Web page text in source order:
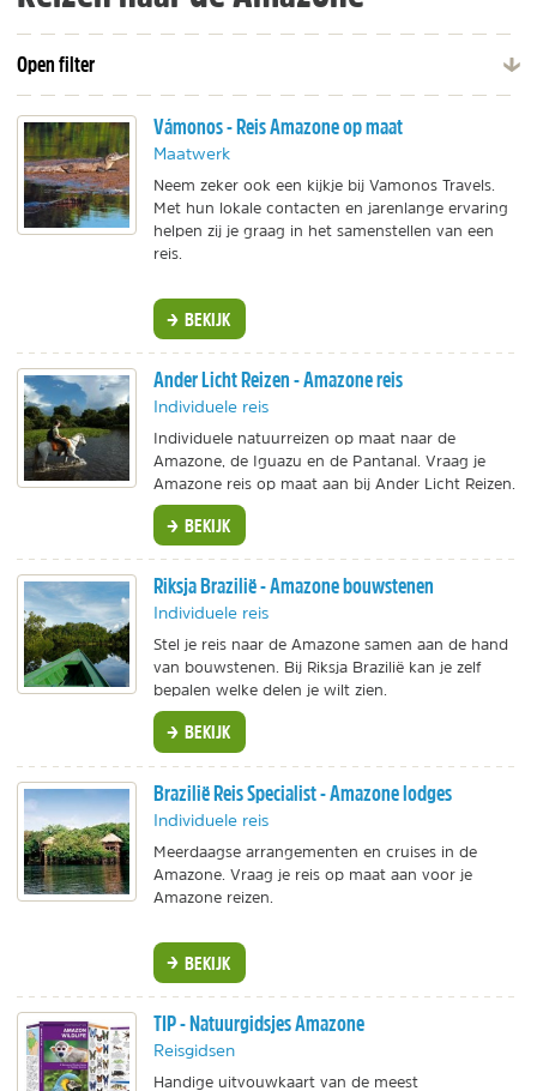
Open filter
Vámonos - Reis Amazone op maat
Maatwerk
Neem zeker ook een kijkje bij Vamonos Travels.
Met hun lokale contacten en jarenlange ervaring
helpen zij je graag in het samenstellen van een
reis.
BEKIJK
Ander Licht Reizen - Amazone reis
Individuele reis
Individuele natuurreizen op maat naar de
Amazone, de Iguazu en de Pantanal. Vraag je
Amazone reis op maat aan bij Ander Licht Reizen.
BEKIJK
Riksja Brazilië - Amazone bouwstenen
Individuele reis
Stel je reis naar de Amazone samen aan de hand
van bouwstenen. Bij Riksja Brazilië kan je zelf
bepalen welke delen je wilt zien.
BEKIJK
Brazilië Reis Specialist - Amazone lodges
Individuele reis
Meerdaagse arrangementen en cruises in de
Amazone. Vraag je reis op maat aan voor je
Amazone reizen.
BEKIJK
TIP - Natuurgidsjes Amazone
Reisgidsen
Handige uitvouwkaart van de meest